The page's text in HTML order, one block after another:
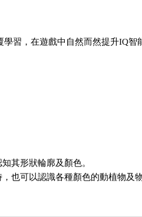
習，在遊戲中自然而然提升IQ智
其形狀輪廓及顏色。
也可以認識各種顏色的動植物及